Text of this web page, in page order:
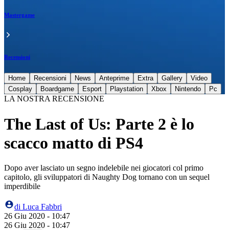
Mastergame
Recensioni
Home Recensioni News Anteprime Extra Gallery
Video
Cosplay
Boardgame Esport Playstation Xbox Nintendo Pc
LA NOSTRA RECENSIONE
The Last of Us: Parte 2 è lo
scacco matto di PS4
Dopo aver lasciato un segno indelebile nei giocatori col primo
capitolo, gli sviluppatori di Naughty Dog tornano con un sequel
imperdibile
di Luca Fabbri
26 Giu 2020 - 10:47
26 Giu 2020 - 10:47